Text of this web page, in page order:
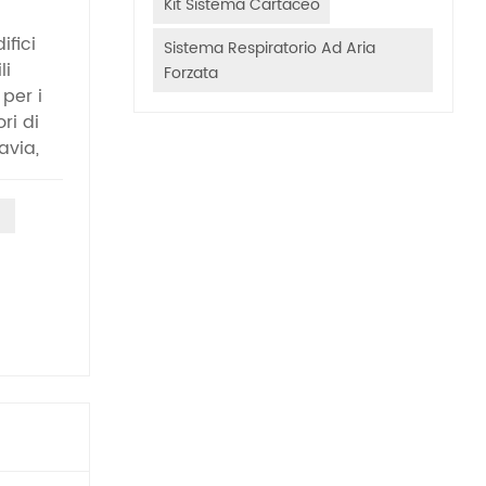
Sistema Respiratorio Ad Aria
Forzata
i
di
Tali